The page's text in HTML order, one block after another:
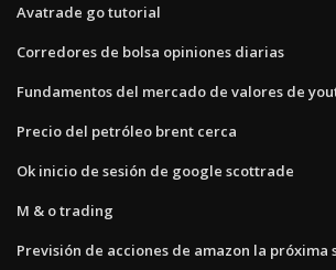
Avatrade go tutorial
Corredores de bolsa opiniones diarias
Fundamentos del mercado de valores de
Precio del petróleo brent cerca
Ok inicio de sesión de google scottrade
M & o trading
Previsión de acciones de amazon la próxima